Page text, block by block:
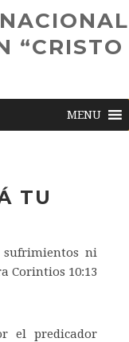
“CRISTO
MENU
TU
ni
Corintios 10:13
el predicador